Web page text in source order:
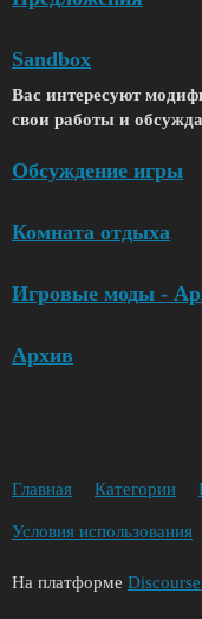
Sandbox
Вас интересуют
свои работы и
Обсуждение игры
Комната отдыха
Игровые моды -
Архив
Главная Категории
Условия использования
На платформе Discourse